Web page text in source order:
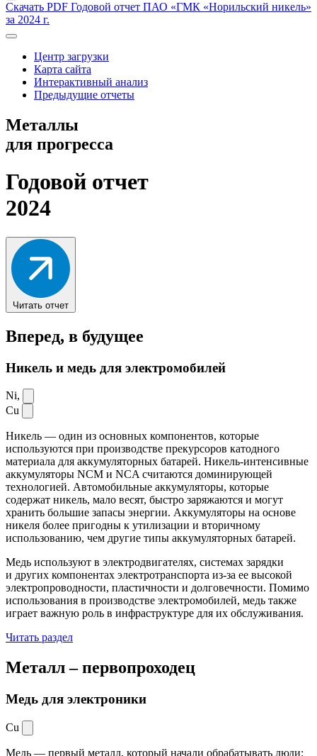
Скачать PDF Годовой отчет ПАО «ГМК «Норильский никель»
за 2024 г.
Центр загрузки
Карта сайта
Интерактивный анализ
Предыдущие отчеты
Металлы
для прогресса
Годовой отчет
2024
Читать отчет
Вперед, в будущее
Никель и медь для электромобилей
Ni,
Cu
Никель — один из основных компонентов, которые
используются при производстве прекурсоров катодного
материала для аккумуляторных батарей. Никель-интенсивные
аккумуляторы NCM и NCA считаются доминирующей
технологией. Автомобильные аккумуляторы, которые
содержат никель, мало весят, быстро заряжаются и могут
хранить большие запасы энергии. Аккумуляторы на основе
никеля более пригодны к утилизации и вторичному
использованию, чем другие типы аккумуляторных батарей.
Медь используют в электродвигателях, системах зарядки
и других компонентах электротранспорта из-за ее высокой
электропроводности, пластичности и долговечности. Помимо
использования в производстве электромобилей, медь также
играет важную роль в инфраструктуре для их обслуживания.
Читать раздел
Металл –первопроходец
Медь для электроники
Cu
Медь — первый металл, который начали обрабатывать люди: